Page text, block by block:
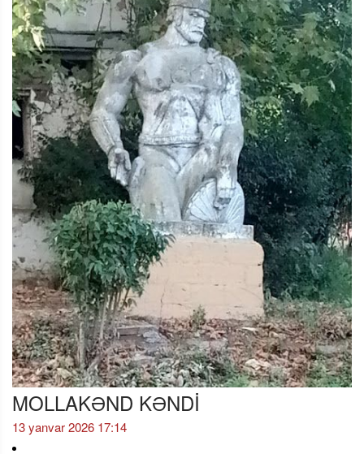
MOLLAKƏND KƏNDİ
13 yanvar 2026 17:14